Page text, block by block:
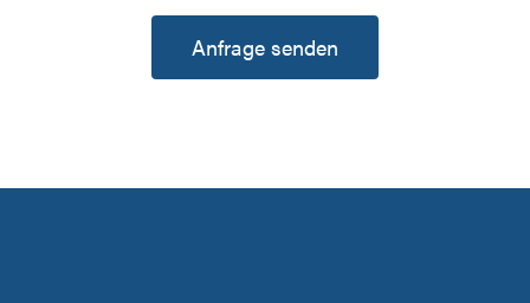
Anfrage senden